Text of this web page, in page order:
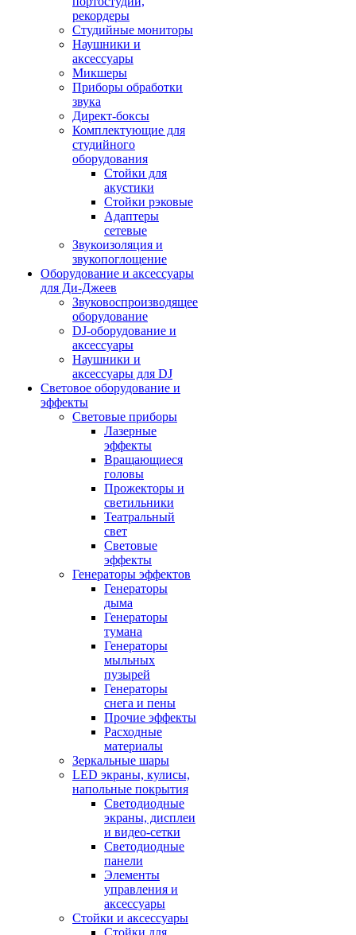
рекордеры
Студийные мониторы
Наушники и
аксессуары
Микшеры
Приборы обработки
звука
Директ-боксы
Комплектующие для
студийного
оборудования
Стойки для
акустики
Стойки рэковые
Адаптеры
сетевые
Звукоизоляция и
звукопоглощение
Оборудование и аксессуары
для Ди-Джеев
Звуковоспроизводящее
оборудование
DJ-оборудование и
аксессуары
Наушники и
аксессуары для DJ
Световое оборудование и
эффекты
Световые приборы
Лазерные
эффекты
Вращающиеся
головы
Прожекторы и
светильники
Театральный
свет
Световые
эффекты
Генераторы эффектов
Генераторы
дыма
Генераторы
тумана
Генераторы
мыльных
пузырей
Генераторы
снега и пены
Прочие эффекты
Расходные
материалы
Зеркальные шары
LED экраны, кулисы,
напольные покрытия
Светодиодные
экраны, дисплеи
и видео-сетки
Светодиодные
панели
Элементы
управления и
аксессуары
Стойки и аксессуары
Стойки для